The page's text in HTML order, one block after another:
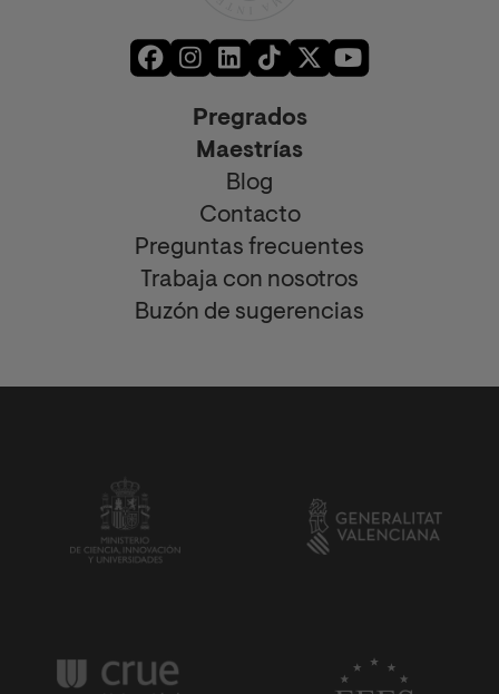
Pregrados
Maestrías
Blog
Contacto
Preguntas frecuentes
Trabaja con nosotros
Buzón de sugerencias